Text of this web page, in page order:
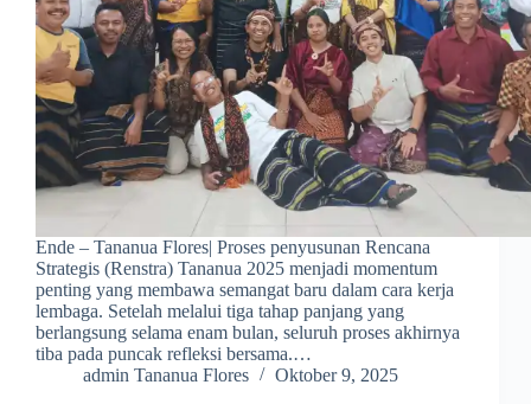
Ende – Tananua Flores| Proses penyusunan Rencana
Strategis (Renstra) Tananua 2025 menjadi momentum
penting yang membawa semangat baru dalam cara kerja
lembaga. Setelah melalui tiga tahap panjang yang
berlangsung selama enam bulan, seluruh proses akhirnya
tiba pada puncak refleksi bersama.…
admin Tananua Flores
Oktober 9, 2025